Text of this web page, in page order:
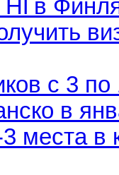
НГв
с 3
в
места в